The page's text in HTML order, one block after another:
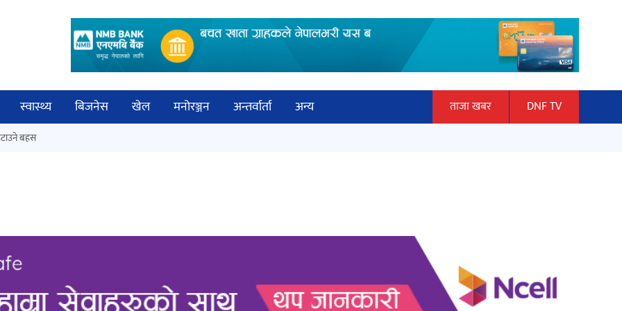
स्वास्थ्य बिजनेस खेल मनोरञ्जन अन्तर्वार्ता
अन्य
ताजा खबर DNF TV
अर्जुन चन्द्रको ‘संवेदनाका प्रतिध्वनि’
मुक्तकसङ्ग्रह लोकार्पण
बहस